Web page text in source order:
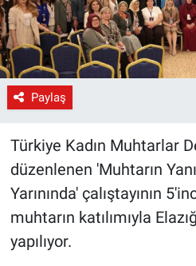
Paylaş
Türkiye Kadın Muhtarlar
düzenlenen 'Muhtarın
Yarınında' çalıştayının
muhtarın katılımıyla
yapılıyor.
Siyaset
Spor
Yerel